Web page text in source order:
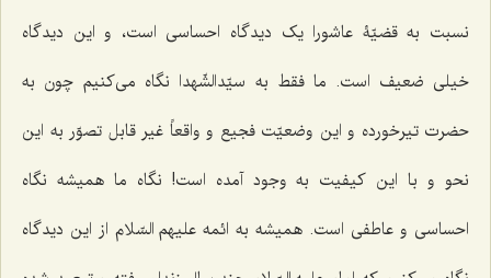
نسبت به قضیّۀ عاشورا یک دیدگاه احساسی است، و این دیدگاه
خیلی ضعیف است. ما فقط به سیّدالشّهدا نگاه می‌کنیم چون به
حضرت تیرخورده و این وضعیّت فجیع و واقعاً غیر قابل تصوّر به این
نحو و با این کیفیت به وجود آمده است! نگاه ما همیشه نگاه
احساسی و عاطفی است. همیشه به ائمه علیهم السّلام از این دیدگاه